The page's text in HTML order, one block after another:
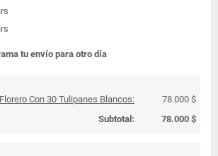
tu envío para otro día
Con 30 Tulipanes Blancos:
78.000 $
Subtotal:
78.000 $